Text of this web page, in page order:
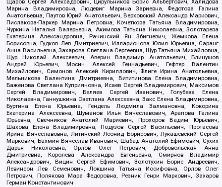
Щаров Сергей Алексадрович, Цирульников Борис Альбертович, Халидова
Марина Владимировна, Людевиг Марина Зариевна, Федотова Галина
Анатольевна, Паутов Юрий Анатольевич, Верховский Александр Маркович,
Пислакова-Паркер Марина Петровна, Кочеткова Татьяна Владимировна,
Чуркина Наталья Валерьевна, Акимова Татьяна Николаевна, Золотарева
Екатерина Александровна, Рачинский Ян Збигневич, Жемкова Елена
Борисовна, Гудков Лев Дмитриевич, Илларионова Юлия Юрьевна, Саранг
Анна Васильевна, Захарова Светлана Сергеевна, Щур Татьяна Михайловна,
Щур Николай Алексеевич, Аверин Владимир Анатольевич, Блинушов
Андрей Юрьевич, Мосин Алексей Геннадьевич, Гефтер Валентин
Михайлович, Симонов Алексей Кириллович, Флиге Ирина Анатольевна,
Мельникова Валентина Дмитриевна, Вититинова Елена Владимировна,
Баженова Светлана Куприяновна, Исаев Сергей Владимирович, Максимов
Сергей Владимирович, Беляев Сергей Иванович, Голубева Елена
Николаевна, Ганнушкина Светлана Алексеевна, Закс Елена Владимировна,
Буртина Елена Юрьевна, Гендель Людмила Залмановна, Кокорина
Екатерина Алексеевна, Шуманов Илья Вячеславович, Арапова Галина
Юрьевна, Свечников Анатолий Мариевич, Прохоров Вадим Юрьевич,
Шахова Елена Владимировна, Подузов Сергей Васильевич, Протасова
Ирина Вячеславовна, Литинский Леонид Борисович, Лукашевский Сергей
Маркович, Бахмин Вячеслав Иванович, Шабад Анатолий Ефимович, Сухих
Дарья Николаевна, Орлов Олег Петрович, Добровольская Анна
Дмитриевна, Королева Александра Евгеньевна, Смирнов Владимир
Александрович, Вицин Сергей Ефимович, Золотухин Борис Андреевич,
Левинсон Лев Семенович, Локшина Татьяна Иосифовна, Орлов Олег
Петрович, Полякова Мара Федоровна, Резник Генри Маркович, Захаров
Герман Константинович